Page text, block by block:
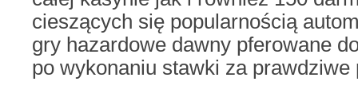
cieszących się popularnością
gry hazardowe dawny pferowane
po wykonaniu stawki za prawdziwe